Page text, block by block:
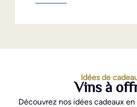
Idées de
Vins à
Découvrez nos idées cadeaux en